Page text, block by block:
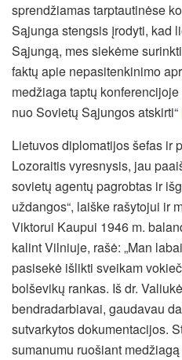
sprendžiamas tarptautinėse
Sąjunga stengsis įrodyti, kad
Sąjungą, mes siekėme
faktų apie nepasitenkinimo
medžiaga taptų
nuo Sovietų Sąjungos atskirti“
Lietuvos diplomatijos šefas ir
Lozoraitis vyresnysis, jau
sovietų agentų pagrobtas ir
uždangos“, laiške rašytojui ir
Viktorui Kaupui 1946 m.
kalint Vilniuje, rašė: „Man
pasisekė išlikti sveikam
bolševikų rankas. Iš dr.
bendradarbiavai, gaudavau
sutvarkytos dokumentacijos.
sumanumu ruošiant